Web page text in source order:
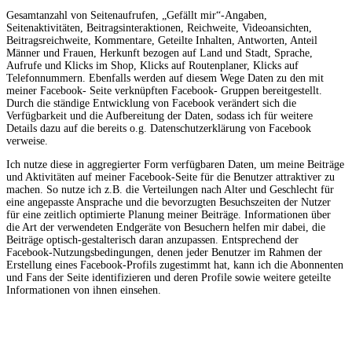
Gesamtanzahl von Seitenaufrufen, „Gefällt mir“-Angaben,
Seitenaktivitäten, Beitragsinteraktionen, Reichweite, Videoansichten,
Beitragsreichweite, Kommentare, Geteilte Inhalten, Antworten, Anteil
Männer und Frauen, Herkunft bezogen auf Land und Stadt, Sprache,
Aufrufe und Klicks im Shop, Klicks auf Routenplaner, Klicks auf
Telefonnummern. Ebenfalls werden auf diesem Wege Daten zu den mit
meiner Facebook- Seite verknüpften Facebook- Gruppen bereitgestellt.
Durch die ständige Entwicklung von Facebook verändert sich die
Verfügbarkeit und die Aufbereitung der Daten, sodass ich für weitere
Details dazu auf die bereits o.g. Datenschutzerklärung von Facebook
verweise.
Ich nutze diese in aggregierter Form verfügbaren Daten, um meine Beiträge
und Aktivitäten auf meiner Facebook-Seite für die Benutzer attraktiver zu
machen. So nutze ich z.B. die Verteilungen nach Alter und Geschlecht für
eine angepasste Ansprache und die bevorzugten Besuchszeiten der Nutzer
für eine zeitlich optimierte Planung meiner Beiträge. Informationen über
die Art der verwendeten Endgeräte von Besuchern helfen mir dabei, die
Beiträge optisch-gestalterisch daran anzupassen. Entsprechend der
Facebook-Nutzungsbedingungen, denen jeder Benutzer im Rahmen der
Erstellung eines Facebook-Profils zugestimmt hat, kann ich die Abonnenten
und Fans der Seite identifizieren und deren Profile sowie weitere geteilte
Informationen von ihnen einsehen.